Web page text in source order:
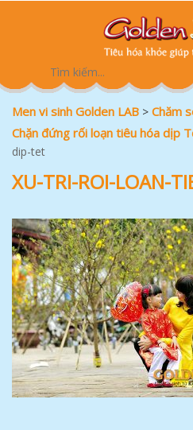
Men vi sinh Golden LAB > Chăm
Chặn đứng rối loạn tiêu hóa dịp
dip-tet
XU-TRI-ROI-LOAN-